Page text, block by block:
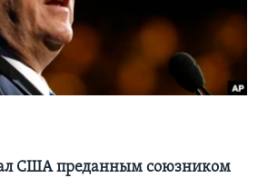
США преданным союзником